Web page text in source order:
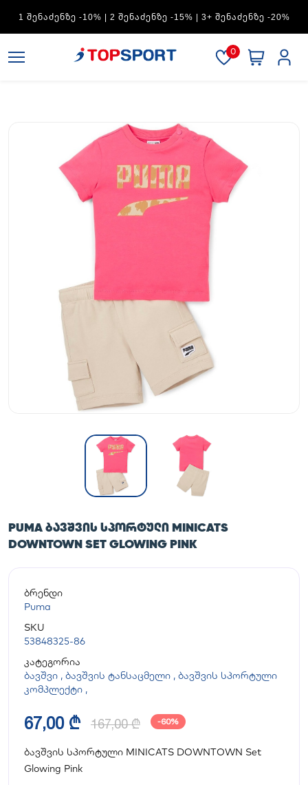
ᲨᲔᲜᲐᲫᲔᲜᲖᲔ -30%
0
PUMA ᲑᲐᲕᲨᲕᲘᲡ ᲡᲞᲝᲠᲢᲣᲚᲘ MINICATS
DOWNTOWN SET GLOWING PINK
ბრენდი
Puma
SKU
53848325-86
კატეგორია
ბავშვი , ბავშვის ტანსაცმელი , ბავშვის სპორტული
კომპლექტი ,
67,00 ₾ 167,00 ₾ -60%
ბავშვის სპორტული MINICATS DOWNTOWN Set
Glowing Pink